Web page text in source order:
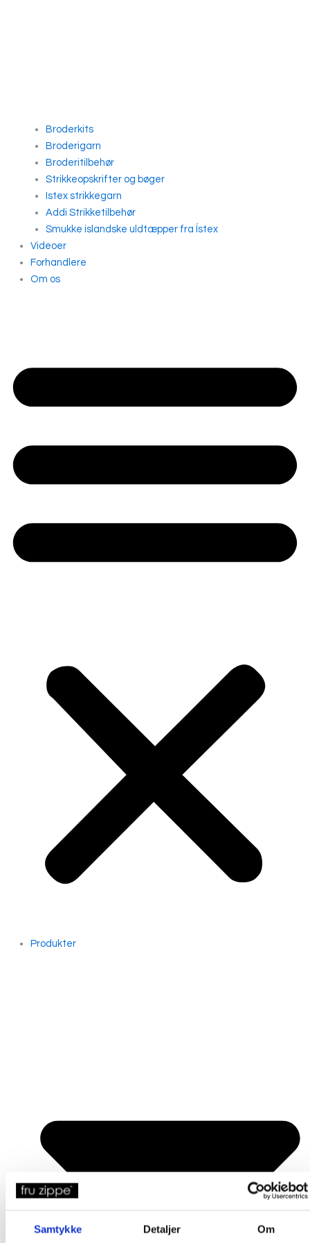
Samtykke Detaljer Om
Broderkits
Broderigarn
Broderitilbehør
Strikkeopskrifter og bøger
Istex strikkegarn
Addi Strikketilbehør
Smukke islandske uldtæpper fra Ístex
Videoer
Forhandlere
Om os
Produkter